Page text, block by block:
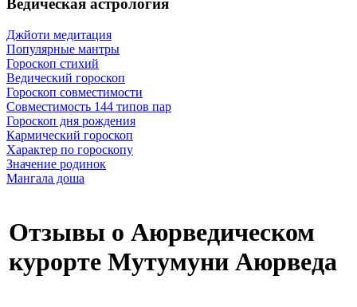
Ведическая астрология
Джйоти медитация
Популярные мантры
Гороскоп стихий
Ведический гороскоп
Гороскоп совместимости
Совместимость 144 типов пар
Гороскоп дня рождения
Кармический гороскоп
Характер по гороскопу
Значение родинок
Мангала доша
Отзывы о Аюрведическом
курорте Мутумуни Аюрведа